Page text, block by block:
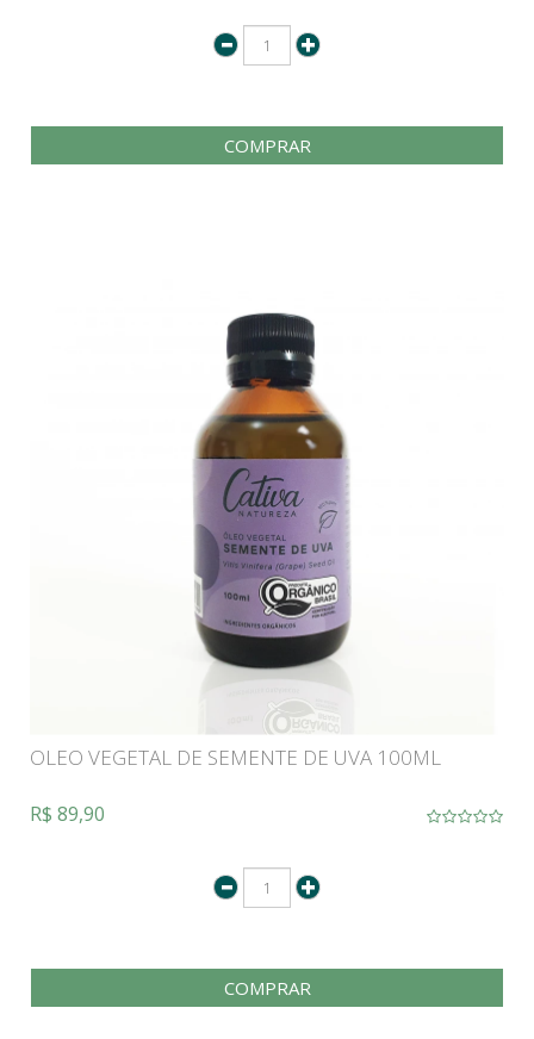
COMPRAR
OLEO VEGETAL DE SEMENTE DE UVA 100ML
R$ 89,90
COMPRAR